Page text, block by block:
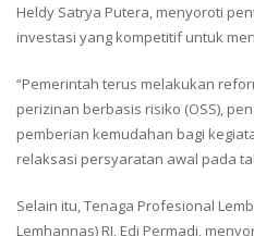
Heldy Satrya Putera, menyoroti
investasi yang kompetitif untuk
“Pemerintah terus melakukan
perizinan berbasis risiko (OSS),
pemberian kemudahan bagi
relaksasi persyaratan awal pada
Selain itu, Tenaga Profesional
Lemhannas) RI, Edi Permadi,